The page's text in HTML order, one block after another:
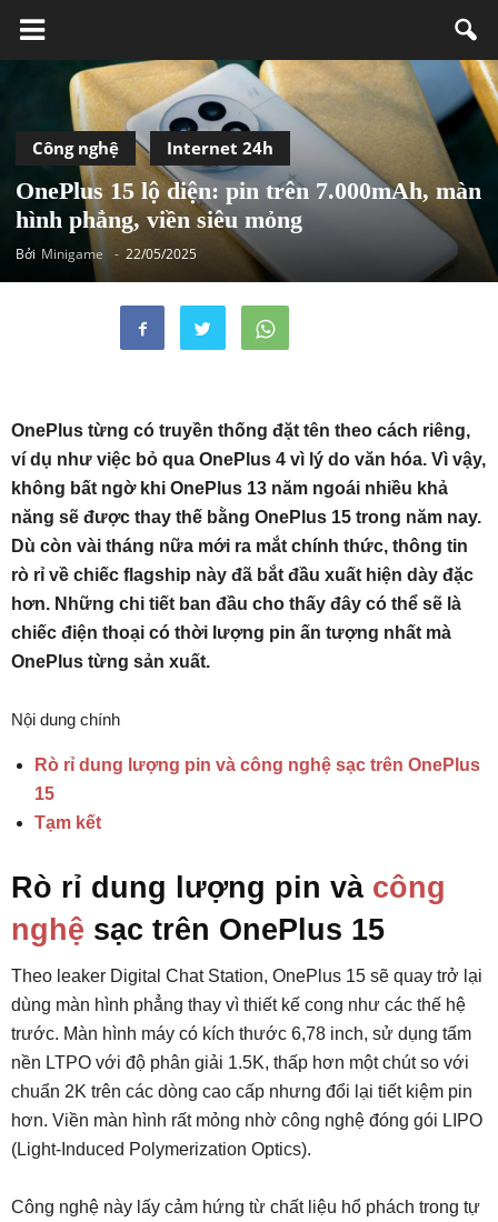
Công nghệ Internet 24h
OnePlus 15 lộ diện: pin trên 7.000mAh, màn
hình phẳng, viền siêu mỏng
Bởi Minigame - 22/05/2025
OnePlus từng có truyền thống đặt tên theo cách riêng,
ví dụ như việc bỏ qua OnePlus 4 vì lý do văn hóa. Vì vậy,
không bất ngờ khi OnePlus 13 năm ngoái nhiều khả
năng sẽ được thay thế bằng OnePlus 15 trong năm nay.
Dù còn vài tháng nữa mới ra mắt chính thức, thông tin
rò rỉ về chiếc flagship này đã bắt đầu xuất hiện dày đặc
hơn. Những chi tiết ban đầu cho thấy đây có thể sẽ là
chiếc điện thoại có thời lượng pin ấn tượng nhất mà
OnePlus từng sản xuất.
Nội dung chính
Rò rỉ dung lượng pin và công nghệ sạc trên OnePlus
15
Tạm kết
Rò rỉ dung lượng pin và công
nghệ sạc trên OnePlus 15
Theo leaker Digital Chat Station, OnePlus 15 sẽ quay trở lại
dùng màn hình phẳng thay vì thiết kế cong như các thế hệ
trước. Màn hình máy có kích thước 6,78 inch, sử dụng tấm
nền LTPO với độ phân giải 1.5K, thấp hơn một chút so với
chuẩn 2K trên các dòng cao cấp nhưng đổi lại tiết kiệm pin
hơn. Viền màn hình rất mỏng nhờ công nghệ đóng gói LIPO
(Light-Induced Polymerization Optics).
Công nghệ này lấy cảm hứng từ chất liệu hổ phách trong tự